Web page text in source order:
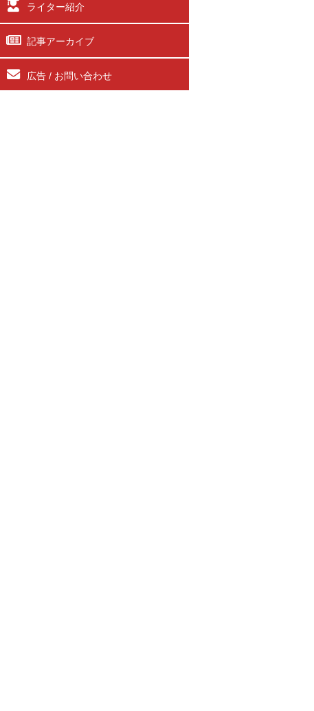
ライター紹介
記事アーカイブ
広告 / お問い合わせ